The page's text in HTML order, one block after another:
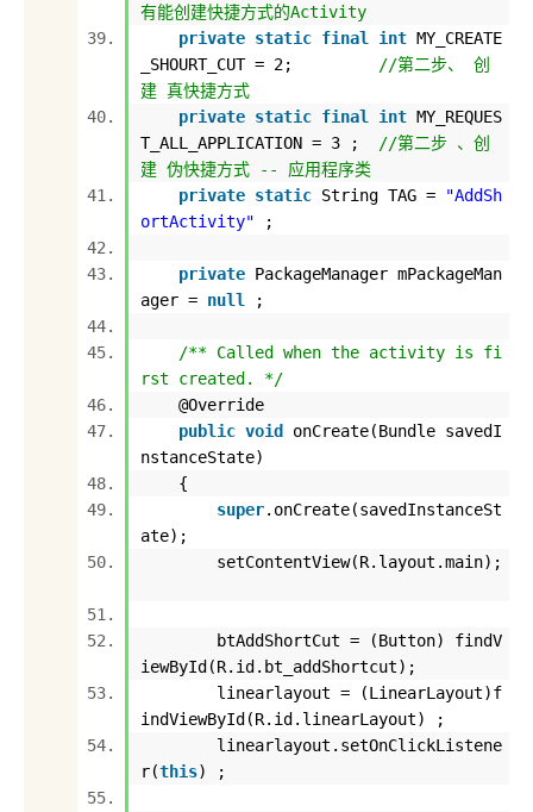
有能创建快捷方式的Activity
private static final int MY_CREATE
_SHOURT_CUT = 2;
//第二步、 创
建 真快捷方式
private static final int MY_REQUES
T_ALL_APPLICATION = 3 ;
//第二步 、创
建 伪快捷方式 -- 应用程序类
private static String TAG =
"AddSh
ortActivity" ;
private PackageManager mPackageMan
ager = null ;
/** Called when the activity is fi
rst created. */
@Override
public void onCreate(Bundle savedI
nstanceState)
{
super.onCreate(savedInstanceSt
ate);
setContentView(R.layout.main);
btAddShortCut = (Button) findV
iewById(R.id.bt_addShortcut);
linearlayout = (LinearLayout)f
indViewById(R.id.linearLayout) ;
linearlayout.setOnClickListene
r(this) ;